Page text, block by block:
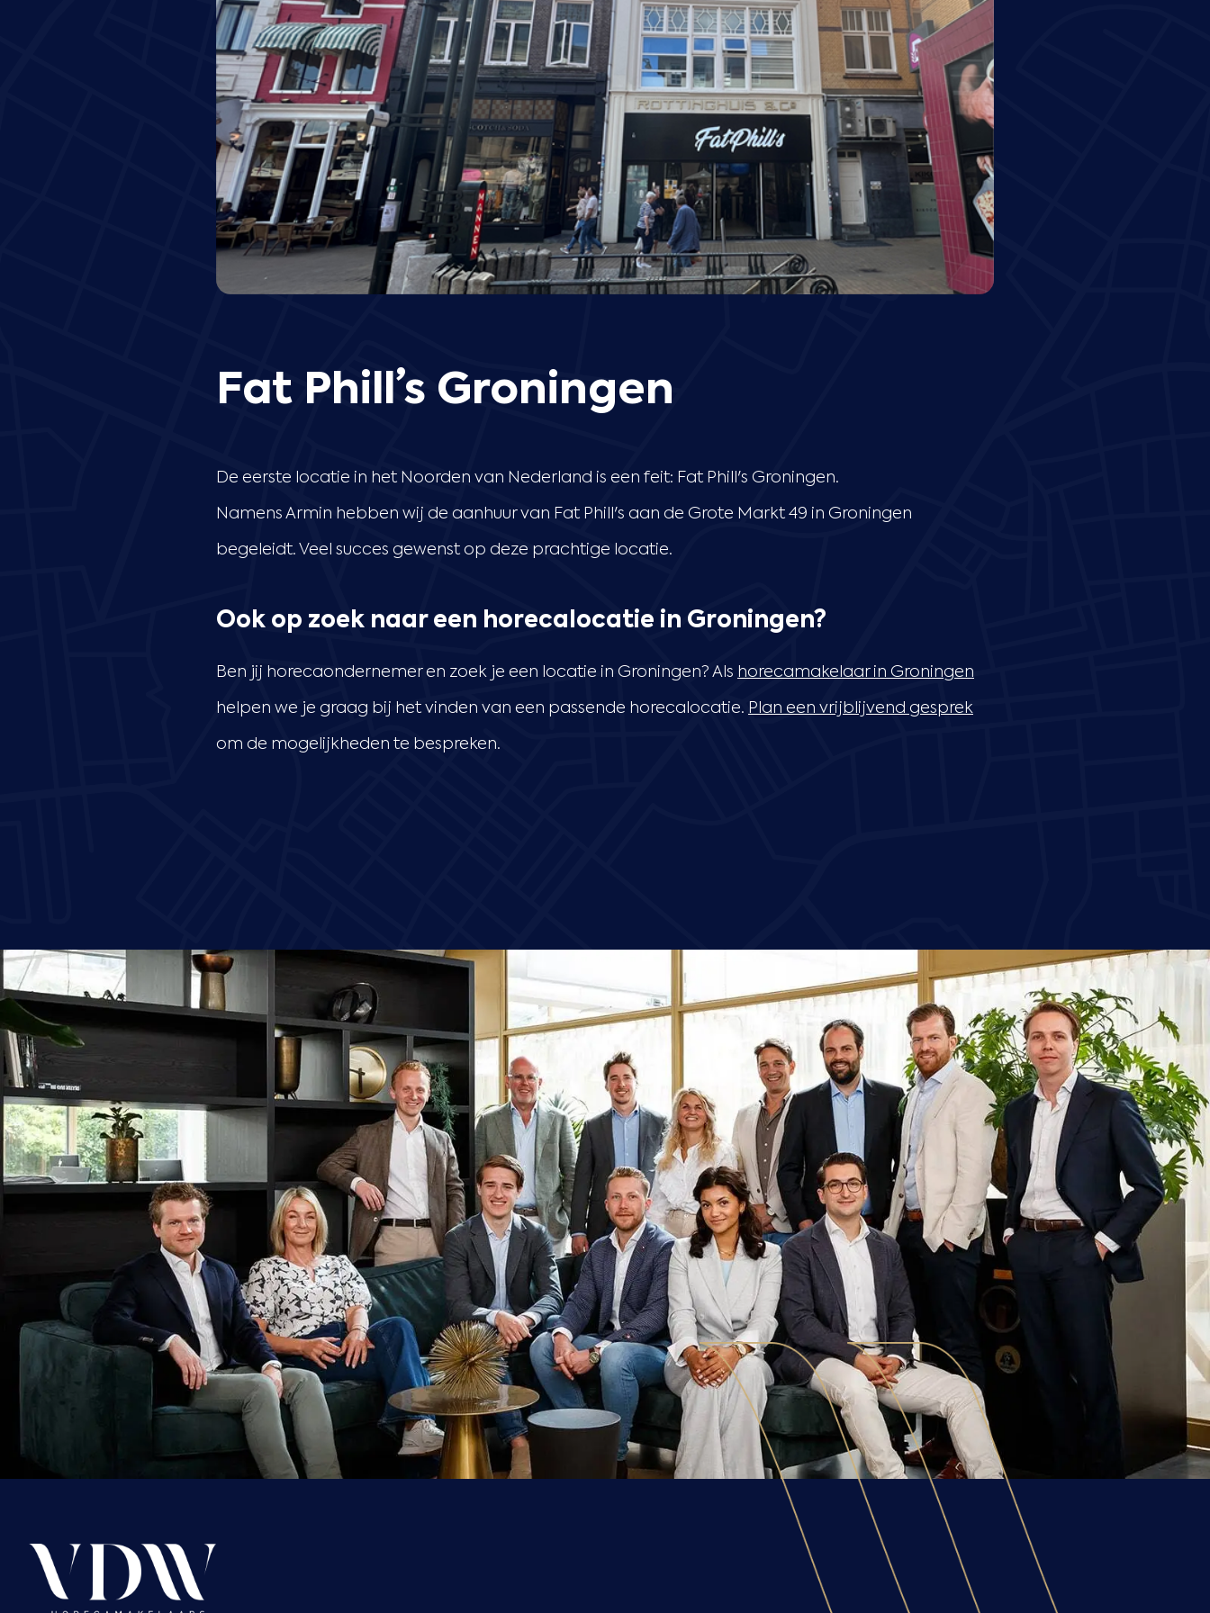
Fat Phill’s Groningen
De eerste locatie in het Noorden van Nederland is een feit: Fat Phill's Groningen.
Namens Armin hebben wij de aanhuur van Fat Phill's aan de Grote Markt 49 in Groningen
begeleidt. Veel succes gewenst op deze prachtige locatie.
Ook op zoek naar een horecalocatie in Groningen?
Ben jij horecaondernemer en zoek je een locatie in Groningen? Als horecamakelaar in Groningen
helpen we je graag bij het vinden van een passende horecalocatie. Plan een vrijblijvend gesprek
om de mogelijkheden te bespreken.